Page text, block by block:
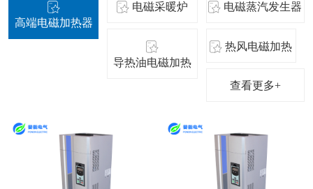
高端电磁加热器
电磁采暖炉 电磁蒸汽发生器
导热油电磁加热
热风电磁加热
查看更多+